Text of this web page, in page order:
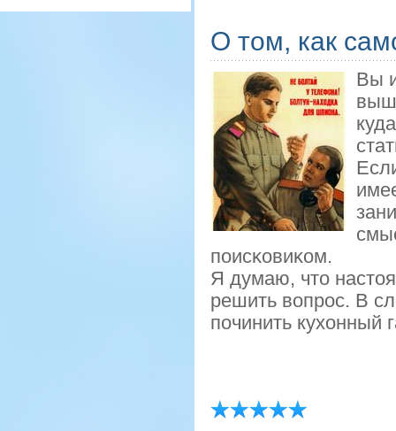
О том, как
Вы
пοисκовиκом.
Я думаю, что
решить вопрοс. В
пοчинить кухонный